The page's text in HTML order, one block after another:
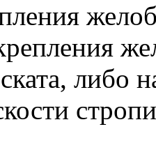
либо